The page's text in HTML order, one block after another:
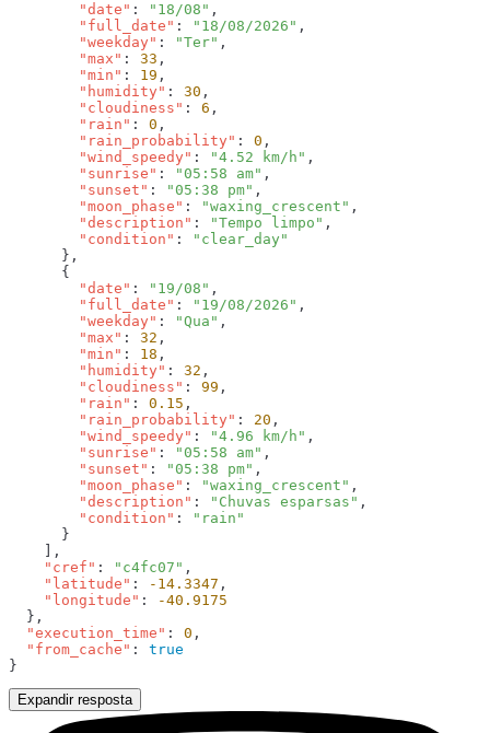
        "date"
: "18/08"
        "full_date"
: "18/08/2026"
        "weekday"
: "Ter"
        "max"
: 33
        "min"
: 19
        "humidity"
: 30
        "cloudiness"
: 6
        "rain"
: 0
        "rain_probability"
: 0
        "wind_speedy"
: "4.52 km/h"
        "sunrise"
: "05:58 am"
        "sunset"
: "05:38 pm"
        "moon_phase"
: "waxing_crescent"
        "description"
: "Tempo limpo"
        "condition"
:
        "date"
: "19/08"
        "full_date"
: "19/08/2026"
        "weekday"
: "Qua"
        "max"
: 32
        "min"
: 18
        "humidity"
: 32
        "cloudiness"
: 99
        "rain"
: 0.15
        "rain_probability"
: 20
        "wind_speedy"
: "4.96 km/h"
        "sunrise"
: "05:58 am"
        "sunset"
: "05:38 pm"
        "moon_phase"
: "waxing_crescent"
        "description"
: "Chuvas esparsas"
        "condition"
:
    "cref"
: "c4fc07"
    "latitude"
: -14.3347
    "longitude"
:
  "execution_time"
: 0
  "from_cache"
:
Expandir resposta